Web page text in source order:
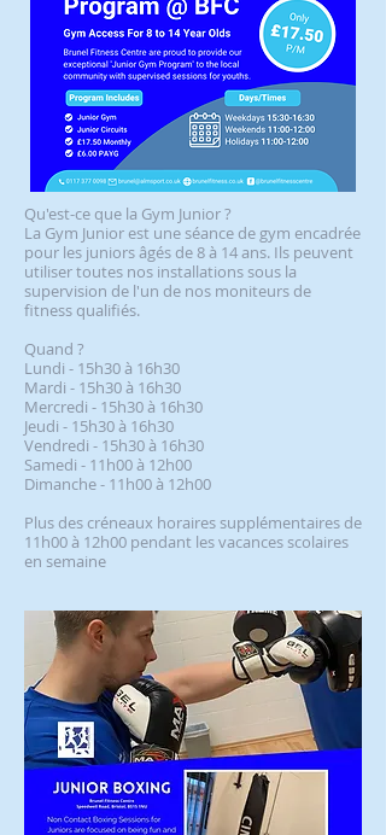
Qu'est-ce que la Gym Junior ?
La Gym Junior est une séance de gym encadrée
pour les juniors âgés de 8 à 14 ans. Ils peuvent
utiliser toutes nos installations sous la
supervision de l'un de nos moniteurs de
fitness qualifiés.
Quand ?
Lundi - 15h30 à 16h30
Mardi - 15h30 à 16h30
Mercredi - 15h30 à 16h30
Jeudi - 15h30 à 16h30
Vendredi - 15h30 à 16h30
Samedi - 11h00 à 12h00
Dimanche - 11h00 à 12h00
Plus des créneaux horaires supplémentaires de
11h00 à 12h00 pendant les vacances scolaires
en semaine